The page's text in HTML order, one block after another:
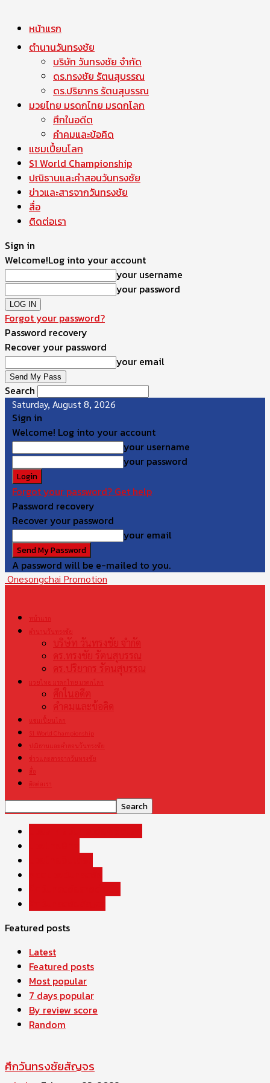
หน้าแรก
ตำนานวันทรงชัย
บริษัท วันทรงชัย จำกัด
ดร.ทรงชัย รัตนสุบรรณ
ดร.ปริยากร รัตนสุบรรณ
มวยไทย มรดกไทย มรดกโลก
ศึกในอดีต
คำคมและข้อคิด
แชมเปี้ยนโลก
S1 World Championship
ปณิธานและคำสอนวันทรงชัย
ข่าวและสารจากวันทรงชัย
สื่อ
ติดต่อเรา
Sign in
Welcome!Log into your account
your username
your password
Forgot your password?
Password recovery
Recover your password
your email
Search
Saturday, August 8, 2026
Sign in
Welcome! Log into your account
your username
your password
Forgot your password? Get help
Password recovery
Recover your password
your email
A password will be e-mailed to you.
Onesongchai Promotion
หน้าแรก
ตำนานวันทรงชัย
บริษัท วันทรงชัย จำกัด
ดร.ทรงชัย รัตนสุบรรณ
ดร.ปริยากร รัตนสุบรรณ
มวยไทย มรดกไทย มรดกโลก
ศึกในอดีต
คำคมและข้อคิด
แชมเปี้ยนโลก
S1 World Championship
ปณิธานและคำสอนวันทรงชัย
ข่าวและสารจากวันทรงชัย
สื่อ
ติดต่อเรา
Featured posts
Latest
Featured posts
Most popular
7 days popular
By review score
Random
ศึกวันทรงชัยสัญจร